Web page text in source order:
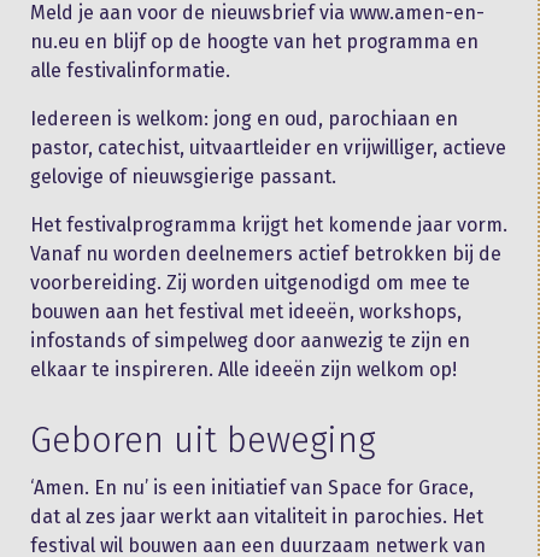
Meld je aan voor de nieuwsbrief via www.amen-en-
nu.eu en blijf op de hoogte van het programma en
alle festivalinformatie.
Iedereen is welkom: jong en oud, parochiaan en
pastor, catechist, uitvaartleider en vrijwilliger, actieve
gelovige of nieuwsgierige passant.
Het festivalprogramma krijgt het komende jaar vorm.
Vanaf nu worden deelnemers actief betrokken bij de
voorbereiding. Zij worden uitgenodigd om mee te
bouwen aan het festival met ideeën, workshops,
infostands of simpelweg door aanwezig te zijn en
elkaar te inspireren. Alle ideeën zijn welkom op!
Geboren uit beweging
‘Amen. En nu’ is een initiatief van Space for Grace,
dat al zes jaar werkt aan vitaliteit in parochies. Het
festival wil bouwen aan een duurzaam netwerk van